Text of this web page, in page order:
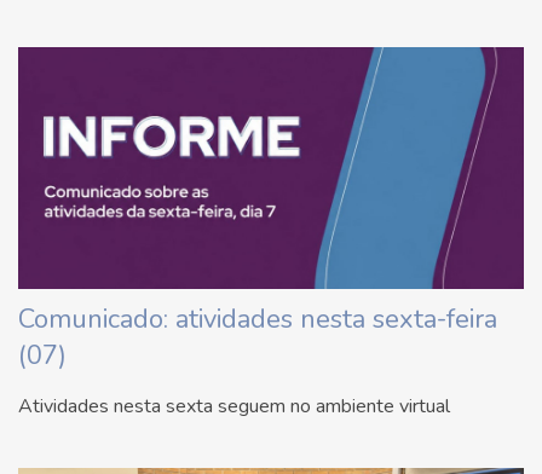
Comunicado: atividades nesta sexta-feira
(07)
Atividades nesta sexta seguem no ambiente virtual